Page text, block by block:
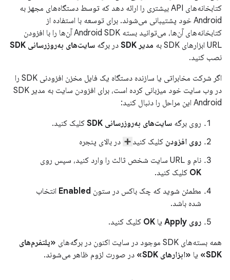
کتابخانه‌های API بیشتری را ارائه دهد که توسط دستگاه‌های مجهز به
Android خود پشتیبانی می‌شوند. برای توسعه با استفاده از
کتابخانه‌های آن‌ها، می‌توانید بسته Android SDK آن‌ها را با افزودن
URL ابزارهای SDK به
مدیر SDK در برگه سایت‌های به‌روزرسانی SDK
نصب کنید.
اگر شرکت مخابراتی یا سازنده دستگاه یک فایل مخزن افزودنی SDK را
در وب سایت خود میزبانی کرده است، برای افزودن سایت به مدیر SDK
Android این مراحل را دنبال کنید:
روی برگه سایت‌های به‌روزرسانی SDK
کلیک کنید.
روی افزودن کلیک کنید
در بالای پنجره
نام و URL سایت شخص ثالث را وارد کنید، سپس روی
OK کلیک کنید.
مطمئن شوید که چک باکس در ستون Enabled انتخاب
شده باشد.
روی Apply
یا OK کلیک کنید.
همه بسته‌های SDK موجود در سایت اکنون در برگه‌های
«پلتفرم‌های
SDK»
یا «ابزارهای SDK» در صورت لزوم ظاهر می‌شوند.